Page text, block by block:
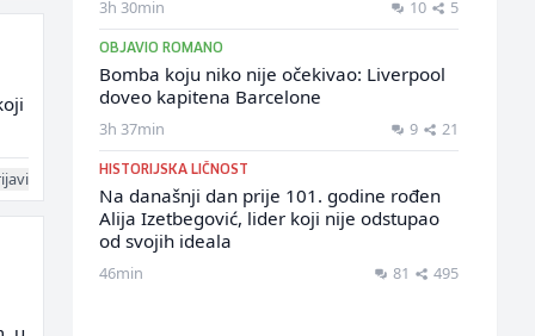
3h 30min 10 5
OBJAVIO ROMANO
Bomba koju niko nije očekivao: Liverpool
doveo kapitena Barcelone
3h 37min 9 21
HISTORIJSKA LIČNOST
Na današnji dan prije 101. godine rođen
Alija Izetbegović, lider koji nije odstupao
od svojih ideala
46min 81 495